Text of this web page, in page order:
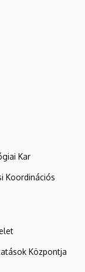
Kar
Koordinációs
Központja